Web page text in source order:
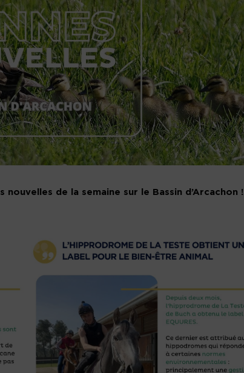
de la semaine sur le Bassin d’Arcachon !